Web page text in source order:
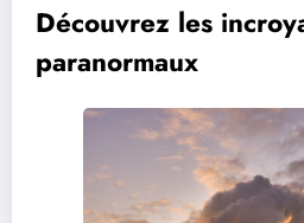
Découvrez les
paranormaux